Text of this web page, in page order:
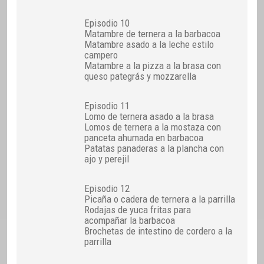
Episodio 10
Matambre de ternera a la barbacoa
Matambre asado a la leche estilo
campero
Matambre a la pizza a la brasa con
queso pategrás y mozzarella
Episodio 11
Lomo de ternera asado a la brasa
Lomos de ternera a la mostaza con
panceta ahumada en barbacoa
Patatas panaderas a la plancha con
ajo y perejil
Episodio 12
Picaña o cadera de ternera a la parrilla
Rodajas de yuca fritas para
acompañar la barbacoa
Brochetas de intestino de cordero a la
parrilla